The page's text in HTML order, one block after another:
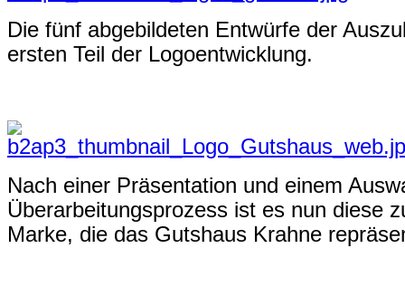
Die fünf abgebildeten Entwürfe der
ersten Teil der Logoentwicklung.
Nach einer Präsentation und einem
Überarbeitungsprozess ist es nun diese
Marke, die das Gutshaus Krahne